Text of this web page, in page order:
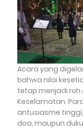
Acara yang
bahwa nilai
tetap menjadi roh
Keselamatan.
antusiasme
doa, maupun